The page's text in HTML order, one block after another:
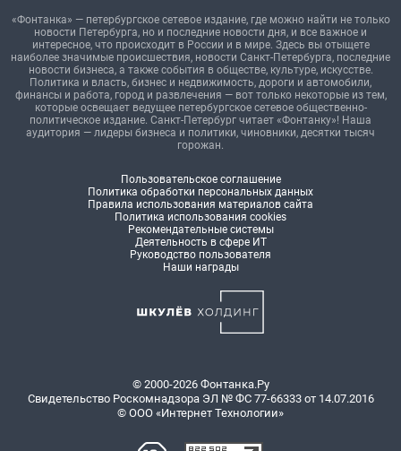
«Фонтанка» — петербургское сетевое издание, где можно найти не только
новости Петербурга, но и последние новости дня, и все важное и
интересное, что происходит в России и в мире. Здесь вы отыщете
наиболее значимые происшествия, новости Санкт-Петербурга, последние
новости бизнеса, а также события в обществе, культуре, искусстве.
Политика и власть, бизнес и недвижимость, дороги и автомобили,
финансы и работа, город и развлечения — вот только некоторые из тем,
которые освещает ведущее петербургское сетевое общественно-
политическое издание. Санкт-Петербург читает «Фонтанку»! Наша
аудитория — лидеры бизнеса и политики, чиновники, десятки тысяч
горожан.
Пользовательское соглашение
Политика обработки персональных данных
Правила использования материалов сайта
Политика использования cookies
Рекомендательные системы
Деятельность в сфере ИТ
Руководство пользователя
Наши награды
© 2000-2026 Фонтанка.Ру
Свидетельство Роскомнадзора ЭЛ № ФС 77-66333 от 14.07.2016
© ООО «Интернет Технологии»